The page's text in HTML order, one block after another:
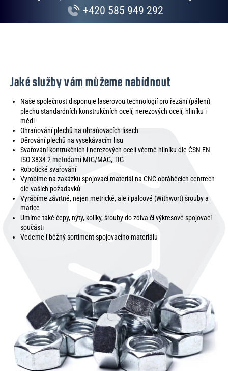
+420 585 949 292
Jaké služby vám můžeme nabídnout
Naše společnost disponuje laserovou technologií pro řezání (pálení)
plechů standardních konstrukčních ocelí, nerezových ocelí, hliníku i
mědi
Ohraňování plechů na ohraňovacích lisech
Děrování plechů na vysekávacím lisu
Svařování kontrukčních i nerezových ocelí včetně hliníku dle ČSN EN
ISO 3834-2 metodami MIG/MAG, TIG
Robotické svařování
Vyrobíme na zakázku spojovací materiál na CNC obráběcích centrech
dle vašich požadavků
Vyrábíme závrtné, nejen metrické, ale i palcové (Withwort) šrouby a
matice
Umíme také čepy, nýty, kolíky, šrouby do zdiva či výkresové spojovací
součásti
Vedeme i běžný sortiment spojovacího materiálu